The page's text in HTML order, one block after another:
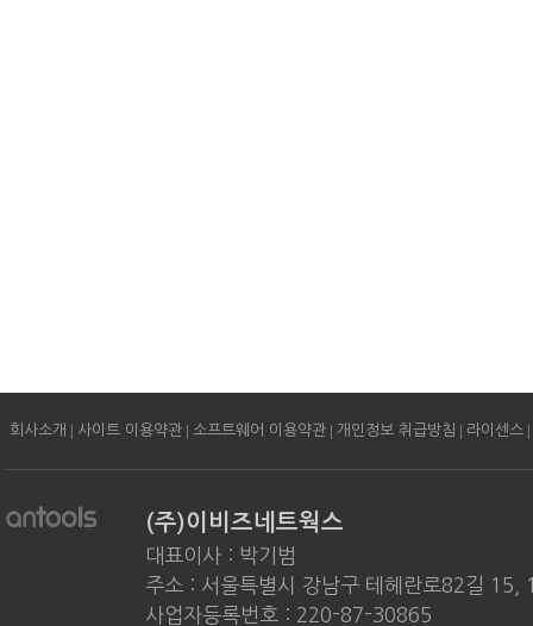
회사소개 | 사이트 이용약관 | 소프트웨어 이용약관 | 개인정보 취급방침 | 라이센스 |
(주)이비즈네트웍스
대표이사 : 박기범
주소 : 서울특별시 강남구 테헤란로82길 15,
사업자등록번호 : 220-87-30865